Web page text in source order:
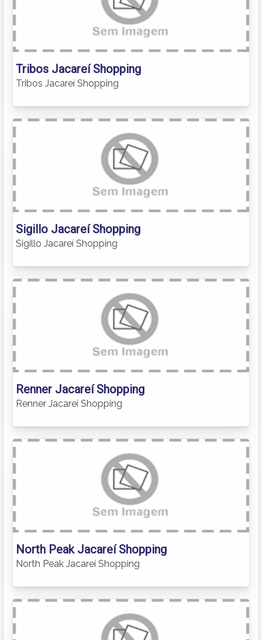
Tribos Jacareí Shopping
Tribos Jacareí Shopping
Sigillo Jacareí Shopping
Sigillo Jacareí Shopping
Renner Jacareí Shopping
Renner Jacareí Shopping
North Peak Jacareí Shopping
North Peak Jacareí Shopping